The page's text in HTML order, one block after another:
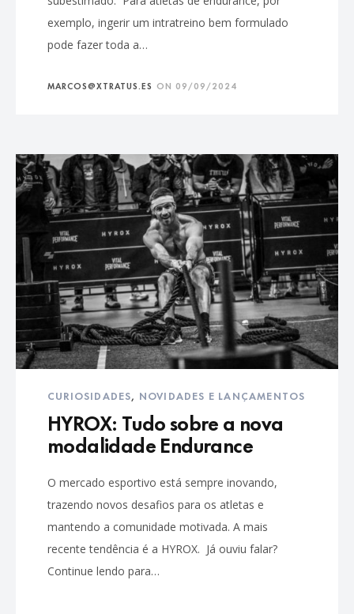
exemplo, ingerir um intratreino bem formulado
pode fazer toda a…
MARCOS@XTRATUS.ES ON 09/09/2024
CURIOSIDADES, NOVIDADES E LANÇAMENTOS
HYROX: Tudo sobre a nova
modalidade Endurance
O mercado esportivo está sempre inovando,
trazendo novos desafios para os atletas e
mantendo a comunidade motivada. A mais
recente tendência é a HYROX. Já ouviu falar?
Continue lendo para…